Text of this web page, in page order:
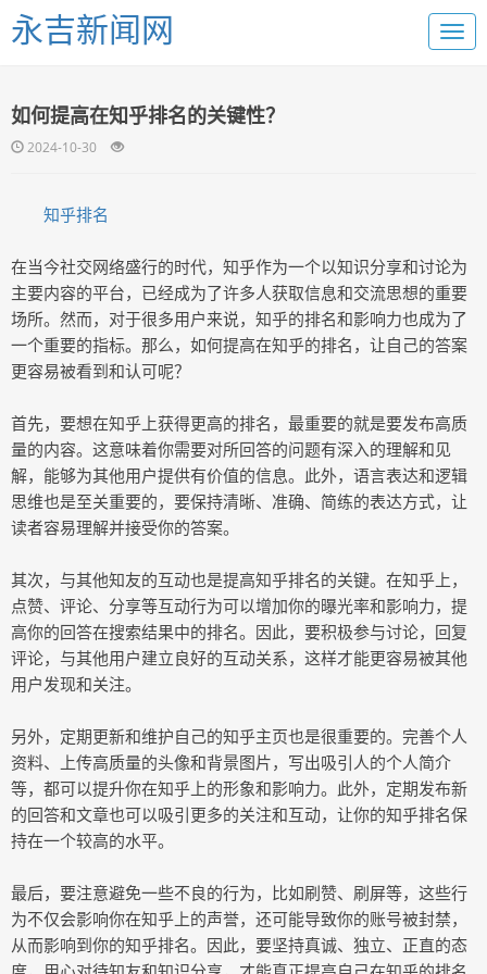
永吉新闻网
如何提高在知乎排名的关键性？
2024-10-30
知乎排名
在当今社交网络盛行的时代，知乎作为一个以知识分享和讨论为
主要内容的平台，已经成为了许多人获取信息和交流思想的重要
场所。然而，对于很多用户来说，知乎的排名和影响力也成为了
一个重要的指标。那么，如何提高在知乎的排名，让自己的答案
更容易被看到和认可呢？
首先，要想在知乎上获得更高的排名，最重要的就是要发布高质
量的内容。这意味着你需要对所回答的问题有深入的理解和见
解，能够为其他用户提供有价值的信息。此外，语言表达和逻辑
思维也是至关重要的，要保持清晰、准确、简练的表达方式，让
读者容易理解并接受你的答案。
其次，与其他知友的互动也是提高知乎排名的关键。在知乎上，
点赞、评论、分享等互动行为可以增加你的曝光率和影响力，提
高你的回答在搜索结果中的排名。因此，要积极参与讨论，回复
评论，与其他用户建立良好的互动关系，这样才能更容易被其他
用户发现和关注。
另外，定期更新和维护自己的知乎主页也是很重要的。完善个人
资料、上传高质量的头像和背景图片，写出吸引人的个人简介
等，都可以提升你在知乎上的形象和影响力。此外，定期发布新
的回答和文章也可以吸引更多的关注和互动，让你的知乎排名保
持在一个较高的水平。
最后，要注意避免一些不良的行为，比如刷赞、刷屏等，这些行
为不仅会影响你在知乎上的声誉，还可能导致你的账号被封禁，
从而影响到你的知乎排名。因此，要坚持真诚、独立、正直的态